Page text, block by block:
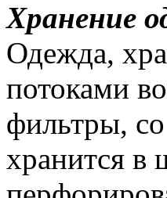
Хранение
Одежда,
потоками
фильтры,
хранится в